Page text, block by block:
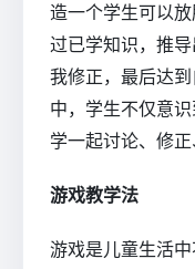
造一个学生可以
过已学知识，推
我修正，最后达
中，学生不仅意
学一起讨论、修正
游戏教学法
游戏是儿童生活